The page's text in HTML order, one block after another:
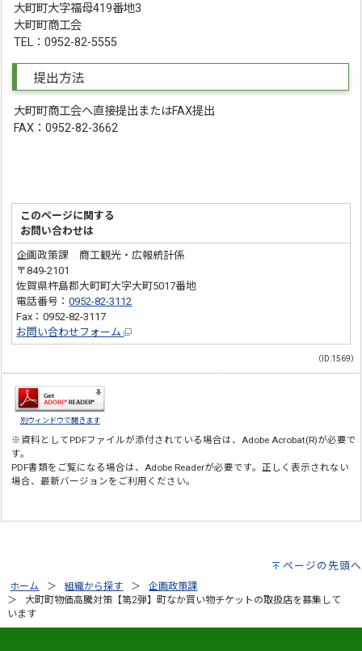
大町町大字福母419番地3
大町町商工会
TEL：0952-82-5555
提出方法
大町町商工会へ直接提出またはFAX提出
FAX：0952-82-3662
このページに関する
お問い合わせは
企画政策課 商工観光・広報統計係
〒849-2101
佐賀県杵島郡大町町大字大町5017番地
電話番号：0952-82-3112
Fax：0952-82-3117
お問い合わせフォーム
（ID:1569）
別ウィンドウで開きます
※資料としてPDFファイルが添付されている場合は、Adobe Acrobat(R)が必要で
す。
PDF書類をご覧になる場合は、Adobe Readerが必要です。正しく表示されない
場合、最新バージョンをご利用ください。
ページの先頭へ
ホーム 組織から探す
企画政策課
大町町物価高騰対策【第2弾】町なか買い物チケットの取扱店を募集して
います